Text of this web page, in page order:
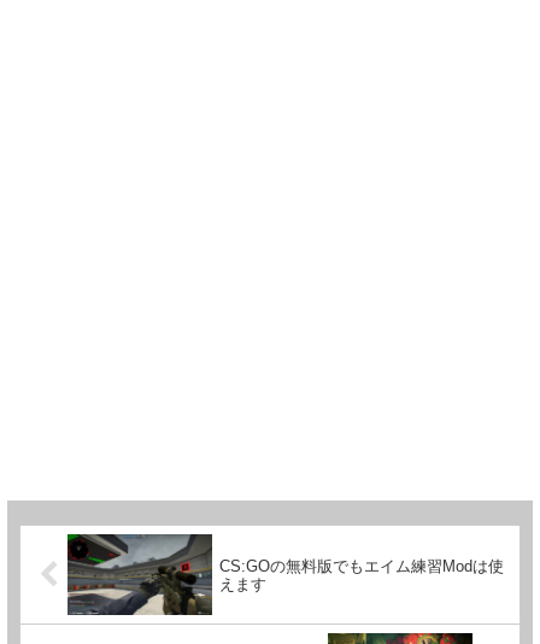
CS:GOの無料版でもエイム練習Modは使
えます